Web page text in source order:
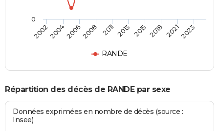
RANDE
2002200420062008 2011 2013 2015 2018 20212023
0
Répartition des décès de RANDE par sexe
Données exprimées en nombre de décès (source :
Insee)